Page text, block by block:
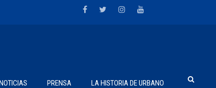
PRENSA LA HISTORIA DE URBANO